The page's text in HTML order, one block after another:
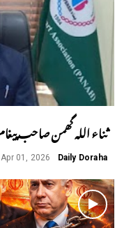
ثناء اللہ گھمن صاحب
Daily Doraha
Apr 01, 2026